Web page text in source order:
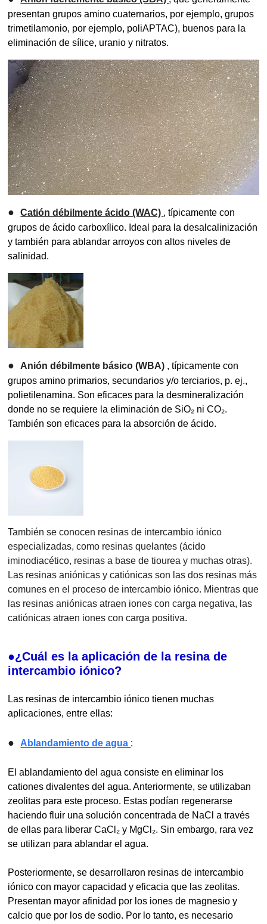
presentan grupos amino cuaternarios, por ejemplo, grupos
trimetilamonio, por ejemplo, poliAPTAC), buenos para la
eliminación de sílice, uranio y nitratos.
●Catión débilmente ácido (WAC) , típicamente con
grupos de ácido carboxílico. Ideal para la desalcalinización
y también para ablandar arroyos con altos niveles de
salinidad.
● Anión débilmente básico (WBA) , típicamente con
grupos amino primarios, secundarios y/o terciarios, p. ej.,
polietilenamina. Son eficaces para la desmineralización
donde no se requiere la eliminación de SiO₂ ni CO₂.
También son eficaces para la absorción de ácido.
También se conocen resinas de intercambio iónico
especializadas, como resinas quelantes (ácido
iminodiacético, resinas a base de tiourea y muchas otras).
Las resinas aniónicas y catiónicas son las dos resinas más
comunes en el proceso de intercambio iónico. Mientras que
las resinas aniónicas atraen iones con carga negativa, las
catiónicas atraen iones con carga positiva.
●¿Cuál es la aplicación de la resina de
intercambio iónico?
Las resinas de intercambio iónico tienen muchas
aplicaciones, entre ellas:
●Ablandamiento de agua :
El ablandamiento del agua consiste en eliminar los
cationes divalentes del agua. Anteriormente, se utilizaban
zeolitas para este proceso. Estas podían regenerarse
haciendo fluir una solución concentrada de NaCl a través
de ellas para liberar CaCl₂ y MgCl₂. Sin embargo, rara vez
se utilizan para ablandar el agua.
Posteriormente, se desarrollaron resinas de intercambio
iónico con mayor capacidad y eficacia que las zeolitas.
Presentan mayor afinidad por los iones de magnesio y
calcio que por los de sodio. Por lo tanto, es necesario